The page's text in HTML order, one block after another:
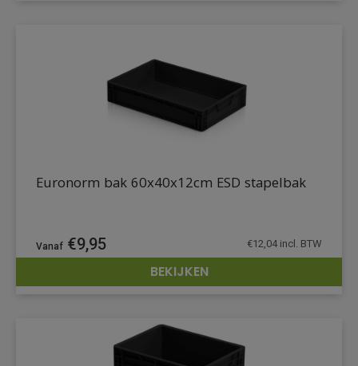
DETAILS
Euronorm bak 60x40x12cm ESD stapelbak
€9,95 €12,04 incl. BTW
BEKIJKEN